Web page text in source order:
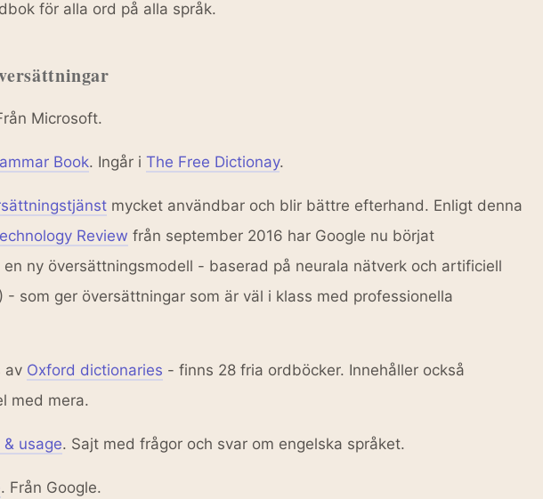
för alla ord på alla språk.
Microsoft.
Book. Ingår i The Free Dictionay.
mycket användbar och blir bättre efterhand. Enligt denna
Review från september 2016 har Google nu börjat
en ny översättningsmodell - baserad på neurala nätverk och artificiell
- som ger översättningar som är väl i klass med professionella
av Oxford dictionaries - finns 28 fria ordböcker. Innehåller också
med mera.
usage. Sajt med frågor och svar om engelska språket.
. Från Google.